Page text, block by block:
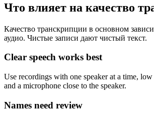
Что влияет на качество
Качество транскрипции в основном
аудио. Чистые записи дают чистый текст.
Clear speech works best
Use recordings with one speaker at a time,
and a microphone close to the speaker.
Names need review